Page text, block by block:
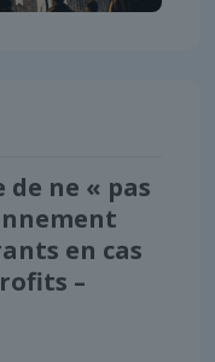
ne « pas
en cas
–